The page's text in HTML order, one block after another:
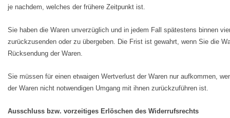
je nachdem, welches der frühere Zeitpunkt ist.
Sie haben die Waren unverzüglich und in jedem Fall spätestens binnen
zurückzusenden oder zu übergeben. Die Frist ist gewahrt, wenn Sie die
Rücksendung der Waren.
Sie müssen für einen etwaigen Wertverlust der Waren nur aufkommen,
der Waren nicht notwendigen Umgang mit ihnen zurückzuführen ist.
Ausschluss bzw. vorzeitiges Erlöschen des Widerrufsrechts